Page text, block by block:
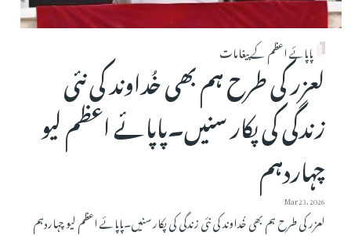
پاپائے اعظم کے پیغامات
لعزر کی طرح ہم بھی خُداوند کی نئی
زندگی کی پکار سنیں۔پاپائے اعظم لیو
چہاردہم
Mar 23, 2026
لعزر کی طرح ہم بھی خُداوند کی نئی زندگی کی پکار سنیں۔پاپائے اعظم لیو چہاردہم